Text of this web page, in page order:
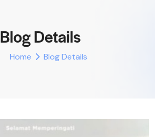
Blog Details
Home Blog Details